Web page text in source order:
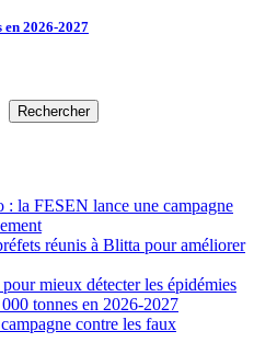
en 2026-2027
Rechercher
: la FESEN lance une campagne
réunis à Blitta pour améliorer
mieux détecter les épidémies
tonnes en 2026-2027
contre les faux